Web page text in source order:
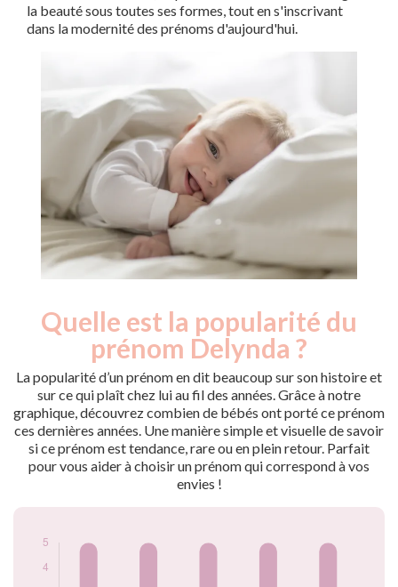
la beauté sous toutes ses formes, tout en s'inscrivant
dans la modernité des prénoms d'aujourd'hui.
Quelle est la popularité du
prénom Delynda ?
La popularité d’un prénom en dit beaucoup sur son histoire et
sur ce qui plaît chez lui au fil des années. Grâce à notre
graphique, découvrez combien de bébés ont porté ce prénom
ces dernières années. Une manière simple et visuelle de savoir
si ce prénom est tendance, rare ou en plein retour. Parfait
pour vous aider à choisir un prénom qui correspond à vos
envies !
Popularité du
Année
Nouveaux-
nés
2010
5
2011
5
2012
5
2015
5